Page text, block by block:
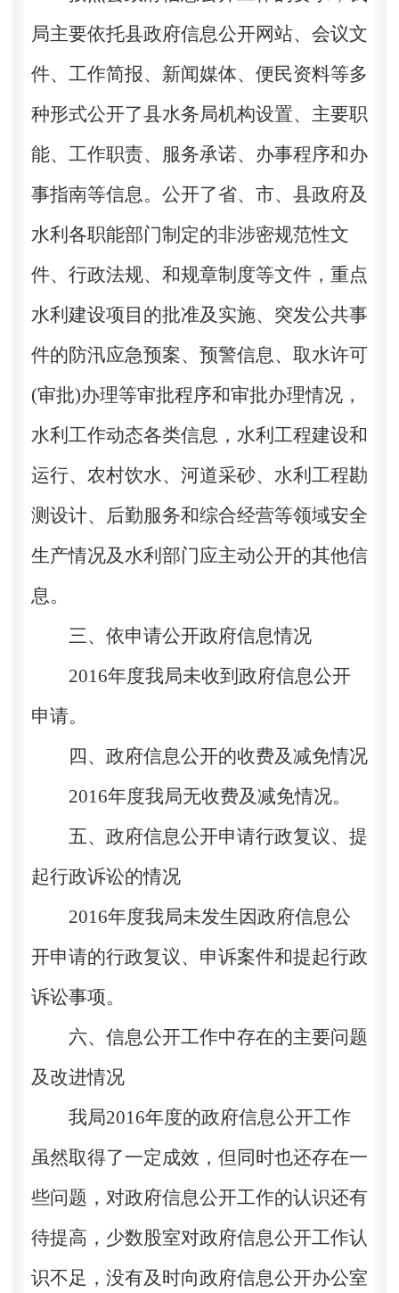
局主要依托县政府信息公开网站、会议文
件、工作简报、新闻媒体、便民资料等多
种形式公开了县水务局机构设置、主要职
能、工作职责、服务承诺、办事程序和办
事指南等信息。公开了省、市、县政府及
水利各职能部门制定的非涉密规范性文
件、行政法规、和规章制度等文件，重点
水利建设项目的批准及实施、突发公共事
件的防汛应急预案、预警信息、取水许可
(审批)办理等审批程序和审批办理情况，
水利工作动态各类信息，水利工程建设和
运行、农村饮水、河道采砂、水利工程勘
测设计、后勤服务和综合经营等领域安全
生产情况及水利部门应主动公开的其他信
息。
三、依申请公开政府信息情况
2016年度我局未收到政府信息公开
申请。
四、 政府信息公开的收费及减免情况
2016年度我局无收费及减免情况。
五、 政府信息公开申请行政复议、提
起行政诉讼的情况
2016年度我局未发生因政府信息公
开申请的行政复议、申诉案件和提起行政
诉讼事项。
六、信息公开工作中存在的主要问题
及改进情况
我局2016年度的政府信息公开工作
虽然取得了一定成效，但同时也还存在一
些问题， 对政府信息公开工作的认识还有
待提高，少数股室对政府信息公开工作认
识不足，没有及时向政府信息公开办公室